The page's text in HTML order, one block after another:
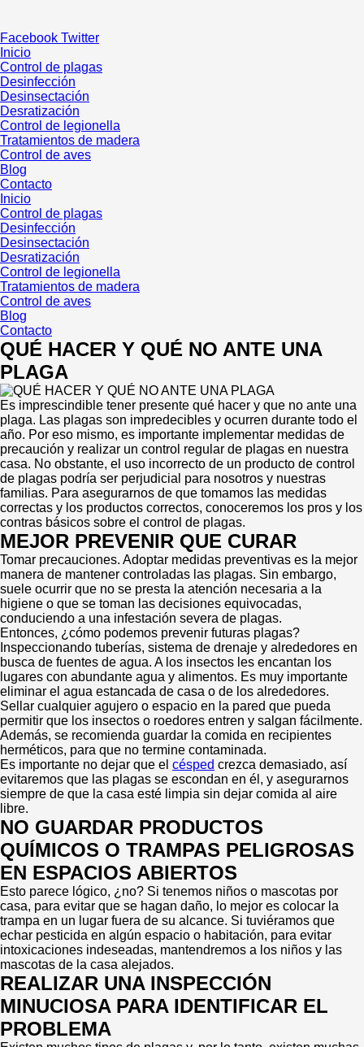
al
contenido
Facebook Twitter
Inicio
Control de plagas
Desinfección
Desinsectación
Desratización
Control de legionella
Tratamientos de madera
Control de aves
Blog
Contacto
Inicio
Control de plagas
Desinfección
Desinsectación
Desratización
Control de legionella
Tratamientos de madera
Control de aves
Blog
Contacto
QUÉ HACER Y QUÉ NO ANTE UNA
PLAGA
Es imprescindible tener presente qué hacer y que no ante una
plaga. Las plagas son impredecibles y ocurren durante todo el
año. Por eso mismo, es importante implementar medidas de
precaución y realizar un control regular de plagas en nuestra
casa. No obstante, el uso incorrecto de un producto de control
de plagas podría ser perjudicial para nosotros y nuestras
familias. Para asegurarnos de que tomamos las medidas
correctas y los productos correctos, conoceremos los pros y los
contras básicos sobre el control de plagas.
MEJOR PREVENIR QUE CURAR
Tomar precauciones. Adoptar medidas preventivas es la mejor
manera de mantener controladas las plagas. Sin embargo,
suele ocurrir que no se presta la atención necesaria a la
higiene o que se toman las decisiones equivocadas,
conduciendo a una infestación severa de plagas.
Entonces, ¿cómo podemos prevenir futuras plagas?
Inspeccionando tuberías, sistema de drenaje y alrededores en
busca de fuentes de agua. A los insectos les encantan los
lugares con abundante agua y alimentos. Es muy importante
eliminar el agua estancada de casa o de los alrededores.
Sellar cualquier agujero o espacio en la pared que pueda
permitir que los insectos o roedores entren y salgan fácilmente.
Además, se recomienda guardar la comida en recipientes
herméticos, para que no termine contaminada.
Es importante no dejar que el césped crezca demasiado, así
evitaremos que las plagas se escondan en él, y asegurarnos
siempre de que la casa esté limpia sin dejar comida al aire
libre.
NO GUARDAR PRODUCTOS
QUÍMICOS O TRAMPAS PELIGROSAS
EN ESPACIOS ABIERTOS
Esto parece lógico, ¿no? Si tenemos niños o mascotas por
casa, para evitar que se hagan daño, lo mejor es colocar la
trampa en un lugar fuera de su alcance. Si tuviéramos que
echar pesticida en algún espacio o habitación, para evitar
intoxicaciones indeseadas, mantendremos a los niños y las
mascotas de la casa alejados.
REALIZAR UNA INSPECCIÓN
MINUCIOSA PARA IDENTIFICAR EL
PROBLEMA